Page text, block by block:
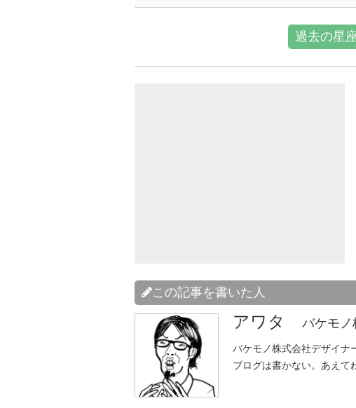
過去の星
この記事を書いた人
アワタ バケモノ
バケモノ株式会社デザイナ
ブログは書かない。あえて